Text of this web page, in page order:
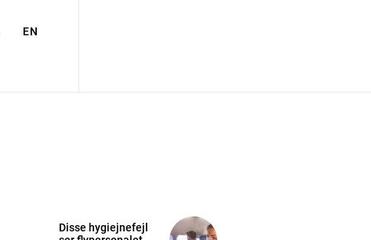
EN
Disse hygiejnefejl